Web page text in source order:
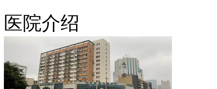
医院介绍